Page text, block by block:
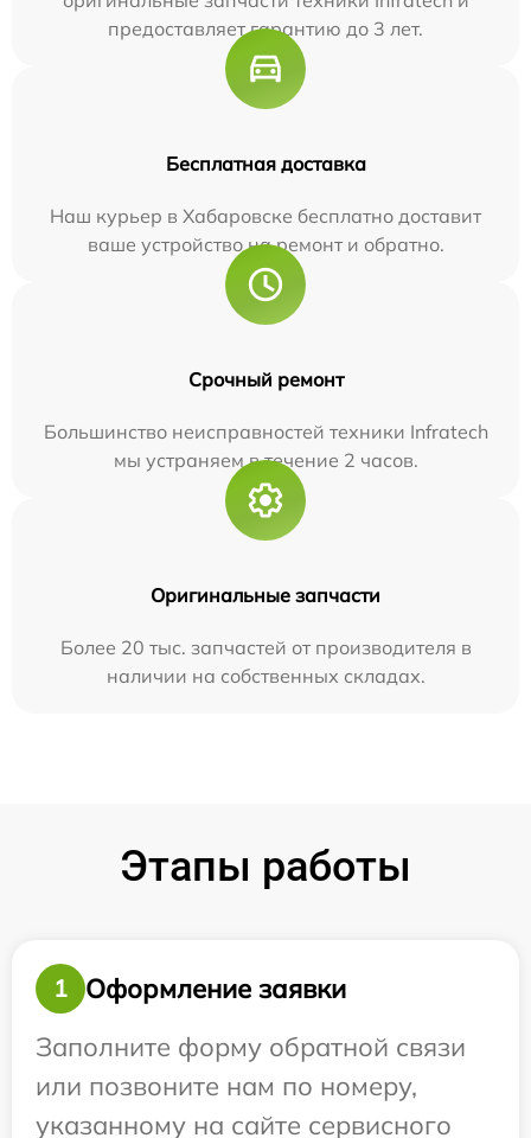
предоставляет гарантию до 3 лет.
Бесплатная доставка
Наш курьер в Хабаровске бесплатно доставит
ваше устройство на ремонт и обратно.
Срочный ремонт
Большинство неисправностей техники Infratech
мы устраняем в течение 2 часов.
Оригинальные запчасти
Более 20 тыс. запчастей от производителя в
наличии на собственных складах.
Этапы работы
1
Оформление заявки
Заполните форму обратной связи
или позвоните нам по номеру,
указанному на сайте сервисного